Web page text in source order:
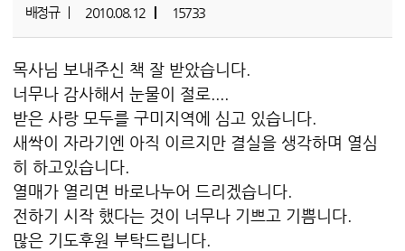
배정규 2010.08.12 15733
목사님 보내주신 책 잘 받았습니다.
너무나 감사해서 눈물이 절로....
받은 사랑 모두를 구미지역에 심고 있습니다.
새싹이 자라기엔 아직 이르지만 결실을 생각하며 열심
히 하고있습니다.
열매가 열리면 바로나누어 드리겠습니다.
전하기 시작 했다는 것이 너무나 기쁘고 기쁨니다.
많은 기도후원 부탁드립니다.